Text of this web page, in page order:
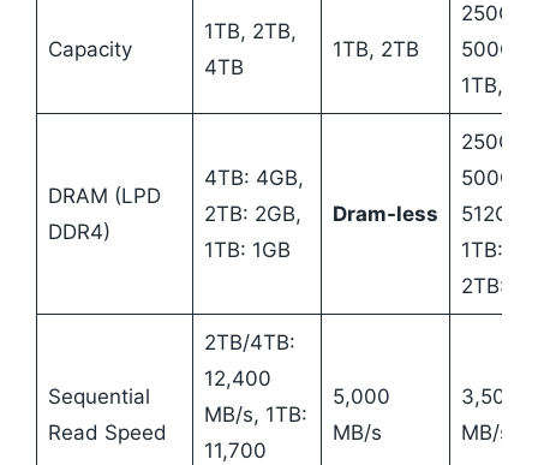
Capacity
1TB, 2TB,
4TB
1TB, 2TB
250GB,
500GB,
1TB,
DRAM (LPD
DDR4)
4TB: 4GB,
2TB: 2GB,
1TB: 1GB
Dram-less
250GB,
500GB:
512GB,
1TB:
2TB:
Sequential
Read Speed
2TB/4TB:
12,400
MB/s, 1TB:
11,700
5,000
MB/s
3,500
MB/s